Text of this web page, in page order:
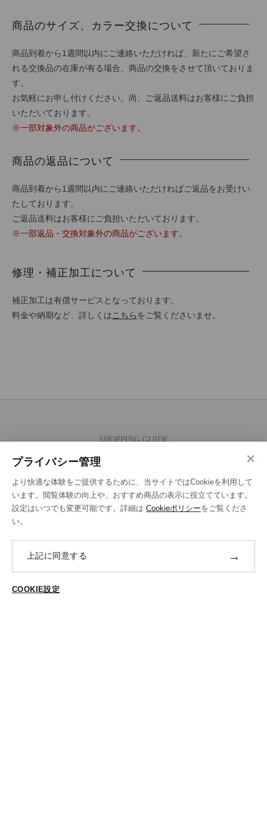
商品のサイズ、カラー交換について
商品到着から1週間以内にご連絡いただければ、新たにご希望さ
れる交換品の在庫が有る場合、商品の交換をさせて頂いておりま
す。
お気軽にお申し付けください。尚、ご返品送料はお客様にご負担
いただいております。
※一部対象外の商品がございます。
商品の返品について
商品到着から1週間以内にご連絡いただければご返品をお受けい
たしております。
ご返品送料はお客様にご負担いただいております。
※一部返品・交換対象外の商品がございます。
修理・補正加工について
補正加工は有償サービスとなっております。
料金や納期など、詳しくはこちら をご覧くださいませ。
SHOPPING GUIDE
送料・ラッピング·配送方法
×
プライバシー管理
より快適な体験をご提供するために、当サイトではCookieを利用して
います。閲覧体験の向上や、おすすめ商品の表示に役立てています。
設定はいつでも変更可能です。詳細は Cookieポリシーをご覧くださ
い。
上記に同意する →
COOKIE設定